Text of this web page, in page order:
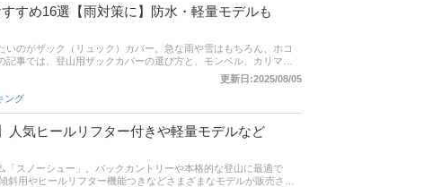
すめ16選【雨対策に】防水・軽量モデルも
のがザック（リュック）カバー。急な雨や雪はもちろん、ホコ
事では、登山用ザックカバーの選び方と、モンベル、カリマ
す。記事後半には比較一覧表、通販サイトにおける最新人気ラ
しょう。
更新日:2025/08/05
ング
人気ヒールリフター付きや軽量モデルなど
スノーシュー」。バックカントリーや本格的な登山に最適で
用やヒールリフター機能つきなどさまざまなモデルが販売され